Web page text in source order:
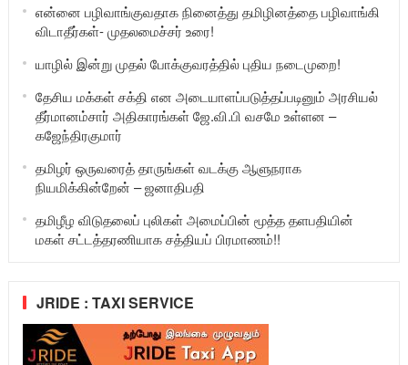
என்னை பழிவாங்குவதாக நினைத்து தமிழினத்தை பழிவாங்கி
விடாதீர்கள்- முதலமைச்சர் உரை!
யாழில் இன்று முதல் போக்குவரத்தில் புதிய நடைமுறை!
தேசிய மக்கள் சக்தி என அடையாளப்படுத்தப்படினும் அரசியல்
தீர்மானம்சார் அதிகாரங்கள் ஜே.வி.பி வசமே உள்ளன –
கஜேந்திரகுமார்
தமிழர் ஒருவரைத் தாருங்கள் வடக்கு ஆளுநராக
நியமிக்கின்றேன் – ஜனாதிபதி
தமிழீழ விடுதலைப் புலிகள் அமைப்பின் மூத்த தளபதியின்
மகள் சட்டத்தரணியாக சத்தியப் பிரமாணம்!!
JRIDE : TAXI SERVICE